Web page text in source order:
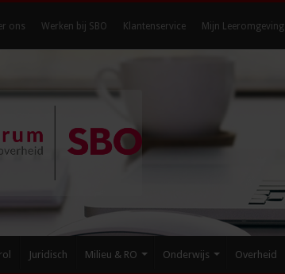
ons Werken bij SBO Klantenservice Mijn Leeromgeving
Juridisch Milieu & RO Onderwijs Overheid